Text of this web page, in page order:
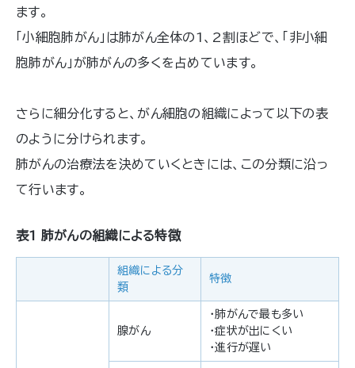
ます。
「小細胞肺がん」は肺がん全体の1、2割ほどで、「非小細
胞肺がん」が肺がんの多くを占めています。
さらに細分化すると、がん細胞の組織によって以下の表
のように分けられます。
肺がんの治療法を決めていくときには、この分類に沿っ
て行います。
表1 肺がんの組織による特徴
組織による分
類
特徴
腺がん
・肺がんで最も多い
・症状が出にくい
・進行が遅い